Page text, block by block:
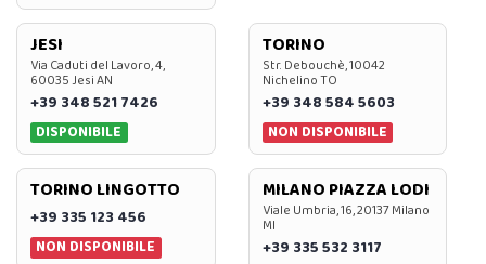
JESI
Via Caduti del Lavoro, 4,
60035 Jesi AN
+39 348 521 7426
DISPONIBILE
TORINO
Str. Debouchè, 10042
Nichelino TO
+39 348 584 5603
NON DISPONIBILE
TORINO LINGOTTO
+39 335 123 456
NON DISPONIBILE
MILANO PIAZZA LODI
Viale Umbria, 16, 20137 Milano
MI
+39 335 532 3117